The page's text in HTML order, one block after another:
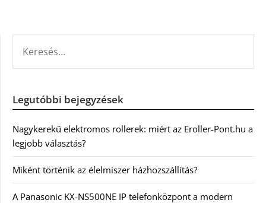
Legutóbbi bejegyzések
Nagykerekű elektromos rollerek: miért az Eroller-Pont.hu a
legjobb választás?
Miként történik az élelmiszer házhozszállítás?
A Panasonic KX-NS500NE IP telefonközpont a modern